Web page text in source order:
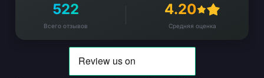
522
Всего отзывов
4.20
Средняя оценка